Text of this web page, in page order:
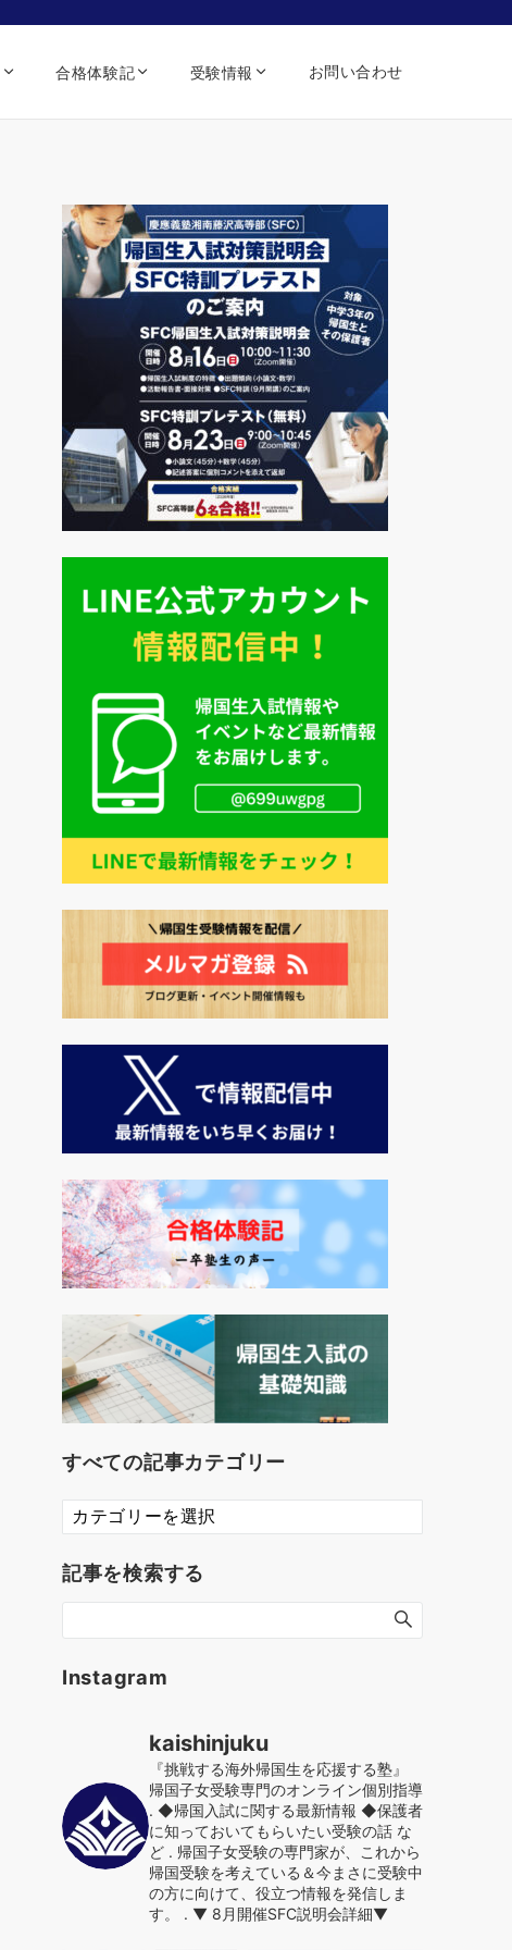
合格体験記 受験情報 お問い合わせ
すべての記事カテゴリー
す
べ
の
テ
記事を検索する
Instagram
kaishinjuku
『挑戦する海外帰国生を応援する塾』
帰国子女受験専門のオンライン個別指導
. ◆帰国入試に関する最新情報 ◆保護者
に知っておいてもらいたい受験の話 な
ど . 帰国子女受験の専門家が、これから
帰国受験を考えている＆今まさに受験中
の方に向けて、役立つ情報を発信しま
す。
. ▼ 8月開催SFC説明会詳細▼